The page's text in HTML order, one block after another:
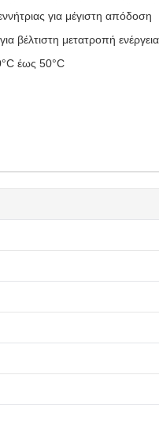
για μέγιστη απόδοση
βέλτιστη μετατροπή
έως 50°C